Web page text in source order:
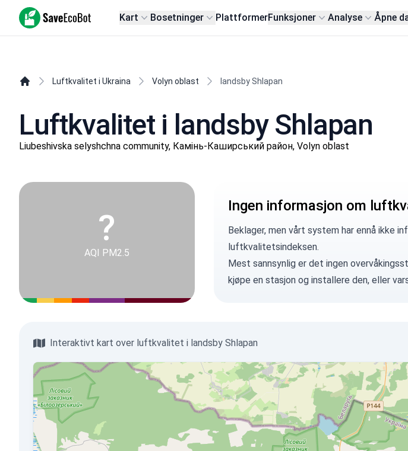
SaveEcoBot Kart Bosetninger PlattformerFunksjoner Analyse Åpne
Luftkvalitet i Ukraina Volyn oblast landsby Shlapan
Luftkvalitet i landsby Shlapan
Liubeshivska selyshchna community, Камінь-Каширський район, Volyn oblast
?
AQI PM2.5
Ingen informasjon om
Beklager, men vårt system har ennå ikke
luftkvalitetsindeksen.
Mest sannsynlig er det ingen
kjøpe en stasjonog installere den, eller
Interaktivt kart over luftkvalitet i landsby Shlapan